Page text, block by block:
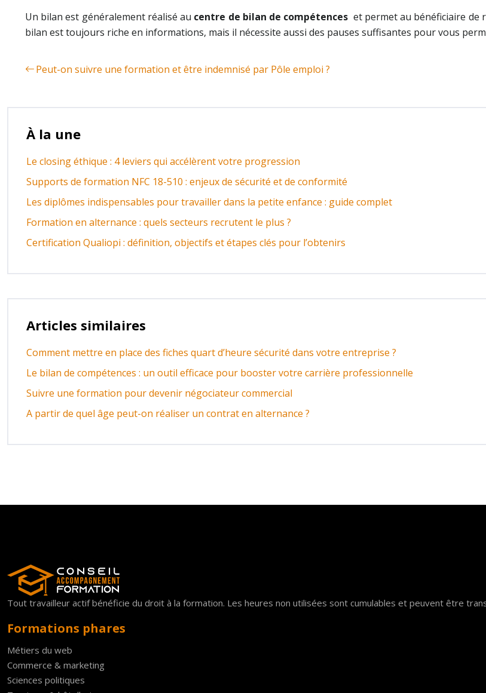
Un bilan est généralement réalisé au centre de bilan de compétences et permet au bénéficiaire de
bilan est toujours riche en informations, mais il nécessite aussi des pauses suffisantes pour vous
Peut-on suivre une formation et être indemnisé par Pôle emploi ?
À la une
Le closing éthique : 4 leviers qui accélèrent votre progression
Supports de formation NFC 18-510 : enjeux de sécurité et de conformité
Les diplômes indispensables pour travailler dans la petite enfance : guide complet
Formation en alternance : quels secteurs recrutent le plus ?
Certification Qualiopi : définition, objectifs et étapes clés pour l’obtenirs
Articles similaires
Comment mettre en place des fiches quart d’heure sécurité dans votre entreprise ?
Le bilan de compétences : un outil efficace pour booster votre carrière professionnelle
Suivre une formation pour devenir négociateur commercial
A partir de quel âge peut-on réaliser un contrat en alternance ?
Tout travailleur actif bénéficie du droit à la formation. Les heures non utilisées sont cumulables et peuvent être
Formations phares
Métiers du web
Commerce & marketing
Sciences politiques